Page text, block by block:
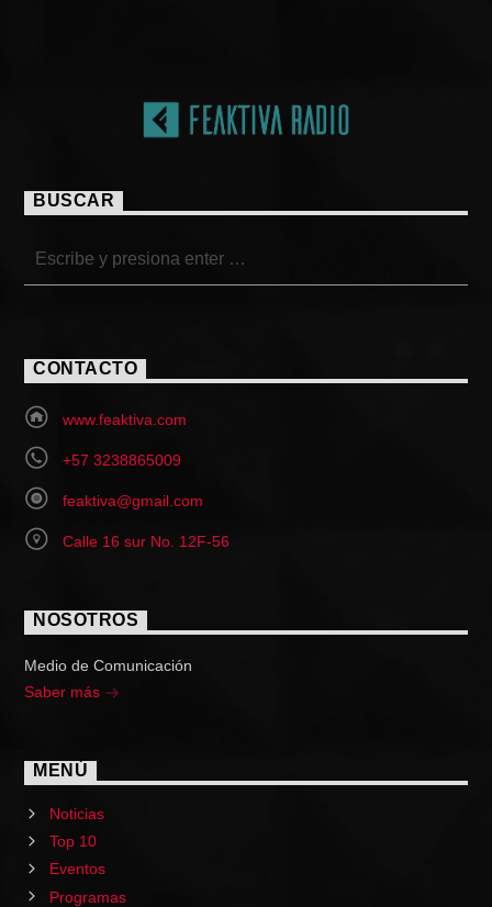
BUSCAR
CONTACTO
www.feaktiva.com
+57 3238865009
feaktiva@gmail.com
Calle 16 sur No. 12F-56
NOSOTROS
Medio de Comunicación
Saber más
MENÚ
Noticias
Top 10
Eventos
Programas